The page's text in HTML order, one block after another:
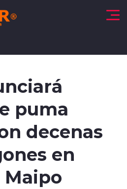
al contenido
puma
decenas
en
Maipo